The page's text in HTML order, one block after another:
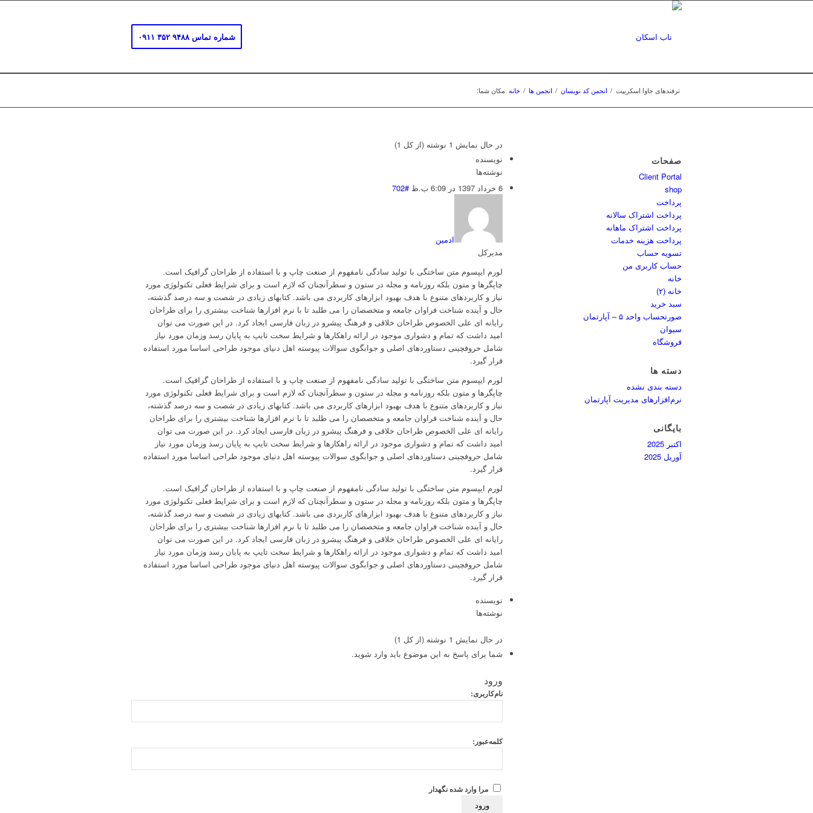
شماره تماس ۹۴۸۸ ۳۵۲ ۰۹۱۱
مکان شما: خانه / انجمن ها / انجمن کد نویسان / ترفندهای جاوا اسکریپت
در حال نمایش 1 نوشته (از کل 1)
نویسنده
نوشته‌ها
6 خرداد 1397 در 6:09 ب.ظ
#702
ادمین
مدیرکل
لورم ایپسوم متن ساختگی با تولید سادگی نامفهوم از صنعت چاپ و با استفاده از طراحان گرافیک است.
چاپگرها و متون بلکه روزنامه و مجله در ستون و سطرآنچنان که لازم است و برای شرایط فعلی تکنولوژی مورد
نیاز و کاربردهای متنوع با هدف بهبود ابزارهای کاربردی می باشد. کتابهای زیادی در شصت و سه درصد گذشته،
حال و آینده شناخت فراوان جامعه و متخصصان را می طلبد تا با نرم افزارها شناخت بیشتری را برای طراحان
رایانه ای علی الخصوص طراحان خلاقی و فرهنگ پیشرو در زبان فارسی ایجاد کرد. در این صورت می توان
امید داشت که تمام و دشواری موجود در ارائه راهکارها و شرایط سخت تایپ به پایان رسد وزمان مورد نیاز
شامل حروفچینی دستاوردهای اصلی و جوابگوی سوالات پیوسته اهل دنیای موجود طراحی اساسا مورد استفاده
قرار گیرد.
لورم ایپسوم متن ساختگی با تولید سادگی نامفهوم از صنعت چاپ و با استفاده از طراحان گرافیک است.
چاپگرها و متون بلکه روزنامه و مجله در ستون و سطرآنچنان که لازم است و برای شرایط فعلی تکنولوژی مورد
نیاز و کاربردهای متنوع با هدف بهبود ابزارهای کاربردی می باشد. کتابهای زیادی در شصت و سه درصد گذشته،
حال و آینده شناخت فراوان جامعه و متخصصان را می طلبد تا با نرم افزارها شناخت بیشتری را برای طراحان
رایانه ای علی الخصوص طراحان خلاقی و فرهنگ پیشرو در زبان فارسی ایجاد کرد. در این صورت می توان
امید داشت که تمام و دشواری موجود در ارائه راهکارها و شرایط سخت تایپ به پایان رسد وزمان مورد نیاز
شامل حروفچینی دستاوردهای اصلی و جوابگوی سوالات پیوسته اهل دنیای موجود طراحی اساسا مورد استفاده
قرار گیرد.
لورم ایپسوم متن ساختگی با تولید سادگی نامفهوم از صنعت چاپ و با استفاده از طراحان گرافیک است.
چاپگرها و متون بلکه روزنامه و مجله در ستون و سطرآنچنان که لازم است و برای شرایط فعلی تکنولوژی مورد
نیاز و کاربردهای متنوع با هدف بهبود ابزارهای کاربردی می باشد. کتابهای زیادی در شصت و سه درصد گذشته،
حال و آینده شناخت فراوان جامعه و متخصصان را می طلبد تا با نرم افزارها شناخت بیشتری را برای طراحان
رایانه ای علی الخصوص طراحان خلاقی و فرهنگ پیشرو در زبان فارسی ایجاد کرد. در این صورت می توان
امید داشت که تمام و دشواری موجود در ارائه راهکارها و شرایط سخت تایپ به پایان رسد وزمان مورد نیاز
شامل حروفچینی دستاوردهای اصلی و جوابگوی سوالات پیوسته اهل دنیای موجود طراحی اساسا مورد استفاده
قرار گیرد.
نویسنده
نوشته‌ها
در حال نمایش 1 نوشته (از کل 1)
شما برای پاسخ به این موضوع باید وارد شوید.
ورود
نام‌کاربری:
کلمه‌عبور:
مرا وارد شده نگهدار
ورود
صفحات
Client Portal
shop
پرداخت
پرداخت اشتراک سالانه
پرداخت اشتراک ماهانه
پرداخت هزینه خدمات
تسویه حساب
حساب کاربری من
خانه
خانه (۲)
سبد خرید
صورتحساب واحد ۵ – آپارتمان
سیوان
فروشگاه
دسته ها
دسته بندی نشده
نرم‌افزارهای مدیریت آپارتمان
بایگانی
اکتبر 2025
آوریل 2025